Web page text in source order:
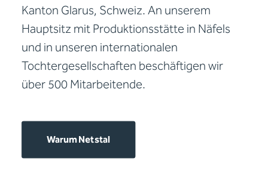
Kanton Glarus, Schweiz. An unserem
Hauptsitz mit Produktionsstätte in Näfels
und in unseren internationalen
Tochtergesellschaften beschäftigen wir
über 500 Mitarbeitende.
Warum Netstal